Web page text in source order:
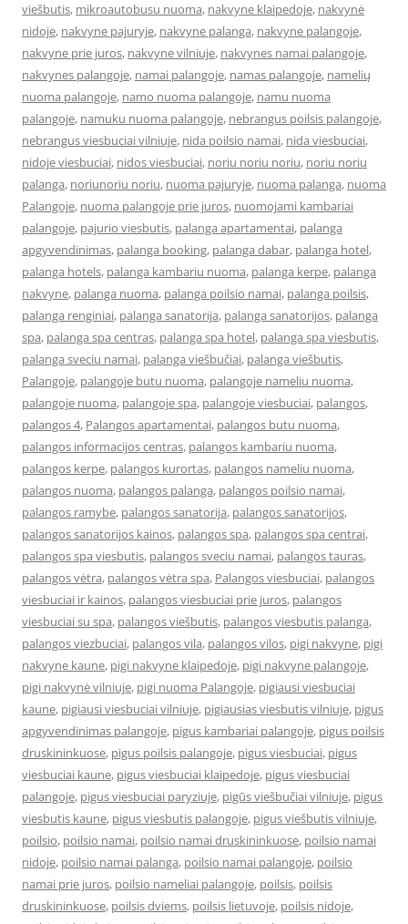
viešbutis, mikroautobusu nuoma, nakvyne klaipedoje, nakvynė
nidoje, nakvyne pajuryje, nakvyne palanga, nakvyne palangoje,
nakvyne prie juros, nakvyne vilniuje, nakvynes namai palangoje,
nakvynes palangoje, namai palangoje, namas palangoje, namelių
nuoma palangoje, namo nuoma palangoje, namu nuoma
palangoje, namuku nuoma palangoje, nebrangus poilsis palangoje,
nebrangus viesbuciai vilniuje, nida poilsio namai, nida viesbuciai,
nidoje viesbuciai, nidos viesbuciai, noriu noriu noriu, noriu noriu
palanga, noriunoriu noriu, nuoma pajuryje, nuoma palanga, nuoma
Palangoje, nuoma palangoje prie juros, nuomojami kambariai
palangoje, pajurio viesbutis, palanga apartamentai, palanga
apgyvendinimas, palanga booking, palanga dabar, palanga hotel,
palanga hotels, palanga kambariu nuoma, palanga kerpe, palanga
nakvyne, palanga nuoma, palanga poilsio namai, palanga poilsis,
palanga renginiai, palanga sanatorija, palanga sanatorijos, palanga
spa, palanga spa centras, palanga spa hotel, palanga spa viesbutis,
palanga sveciu namai, palanga viešbučiai, palanga viešbutis,
Palangoje, palangoje butu nuoma, palangoje nameliu nuoma,
palangoje nuoma, palangoje spa, palangoje viesbuciai, palangos,
palangos 4, Palangos apartamentai, palangos butu nuoma,
palangos informacijos centras, palangos kambariu nuoma,
palangos kerpe, palangos kurortas, palangos nameliu nuoma,
palangos nuoma, palangos palanga, palangos poilsio namai,
palangos ramybe, palangos sanatorija, palangos sanatorijos,
palangos sanatorijos kainos, palangos spa, palangos spa centrai,
palangos spa viesbutis, palangos sveciu namai, palangos tauras,
palangos vėtra, palangos vėtra spa, Palangos viesbuciai, palangos
viesbuciai ir kainos, palangos viesbuciai prie juros, palangos
viesbuciai su spa, palangos viešbutis, palangos viesbutis palanga,
palangos viezbuciai, palangos vila, palangos vilos, pigi nakvyne, pigi
nakvyne kaune, pigi nakvyne klaipedoje, pigi nakvyne palangoje,
pigi nakvynė vilniuje, pigi nuoma Palangoje, pigiausi viesbuciai
kaune, pigiausi viesbuciai vilniuje, pigiausias viesbutis vilniuje, pigus
apgyvendinimas palangoje, pigus kambariai palangoje, pigus poilsis
druskininkuose, pigus poilsis palangoje, pigus viesbuciai, pigus
viesbuciai kaune, pigus viesbuciai klaipedoje, pigus viesbuciai
palangoje, pigus viesbuciai paryziuje, pigūs viešbučiai vilniuje, pigus
viesbutis kaune, pigus viesbutis palangoje, pigus viešbutis vilniuje,
poilsio, poilsio namai, poilsio namai druskininkuose, poilsio namai
nidoje, poilsio namai palanga, poilsio namai palangoje, poilsio
namai prie juros, poilsio nameliai palangoje, poilsis, poilsis
druskininkuose, poilsis dviems, poilsis lietuvoje, poilsis nidoje,